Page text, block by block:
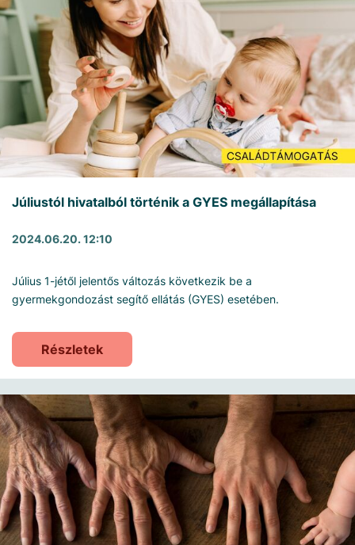
Júliustól hivatalból történik a GYES megállapítása
2024.06.20. 12:10
Július 1-jétől jelentős változás következik be a
gyermekgondozást segítő ellátás (GYES) esetében.
Részletek